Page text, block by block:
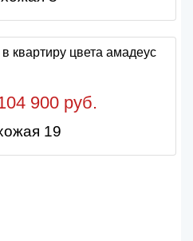
900 руб.
19